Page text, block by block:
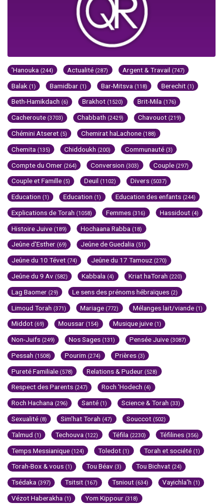
'Hanouka (244) Actualité (287) Argent & Travail (747)
Balak (1) Bamidbar (1) Bar-Mitsva (118) Berechit (1)
Beth-Hamikdach (6) Brakhot (1520) Brit-Mila (176)
Cacheroute (3703) Chabbath (2429) Chavouot (219)
Chémini Atseret (5) Chemirat haLachone (188)
Chemita (135) Chiddoukh (200) Communauté (3)
Compte du Omer (264) Conversion (303) Couple (297)
Couple et Famille (5) Deuil (1102) Divers (5037)
Education (1) Education (1) Education des enfants (244)
Explications de Torah (1058) Femmes (316) Hassidout (4)
Histoire Juive (189) Hochaana Rabba (18)
Jeûne d'Esther (69) Jeûne de Guedalia (51)
Jeûne du 10 Tévet (74) Jeûne du 17 Tamouz (270)
Jeûne du 9 Av (582) Kabbala (4) Kriat haTorah (220)
Lag Baomer (29) Le sens des prénoms hébraïques (2)
Limoud Torah (371) Mariage (772) Mélanges lait/viande (1)
Middot (69) Moussar (154) Musique juive (1)
Non-Juifs (249) Nos Sages (131) Pensée Juive (3087)
Pessah (1508) Pourim (274) Prières (3)
Pureté Familiale (578) Relations & Pudeur (528)
Respect des Parents (247) Roch 'Hodech (4)
Roch Hachana (296) Santé (1) Science & Torah (33)
Sexualité (8) Sim'hat Torah (47) Souccot (502)
Talmud (1) Techouva (122) Téfila (2230) Téfilines (356)
Temps Messianique (124) Toledot (1) Torah et société (1)
Torah-Box & vous (1) Tou Béav (3) Tou Bichvat (24)
Tsédaka (397) Tsitsit (167) Tsniout (634) Vayichla'h (1)
Vézot Haberakha (1) Yom Kippour (318)